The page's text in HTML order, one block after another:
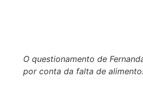
O questionamento de
por conta da falta de